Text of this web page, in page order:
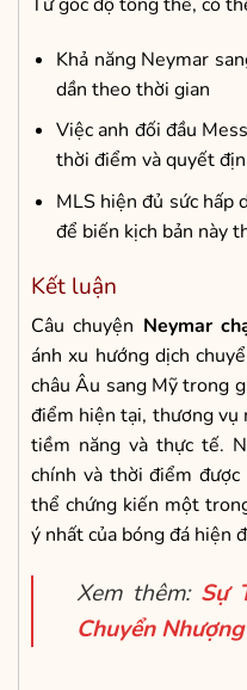
Khả năng Neymar
dần theo thời gian
Việc anh đối đầu
thời điểm và quyết
MLS hiện đủ sức hấp
để biến kịch bản này
Kết luận
Câu chuyện Neymar
ánh xu hướng dịch
châu Âu sang Mỹ trong
điểm hiện tại, thương vụ
tiềm năng và thực tế.
chính và thời điểm
thể chứng kiến một
ý nhất của bóng đá hiện
Xem thêm: Sự
Chuyển